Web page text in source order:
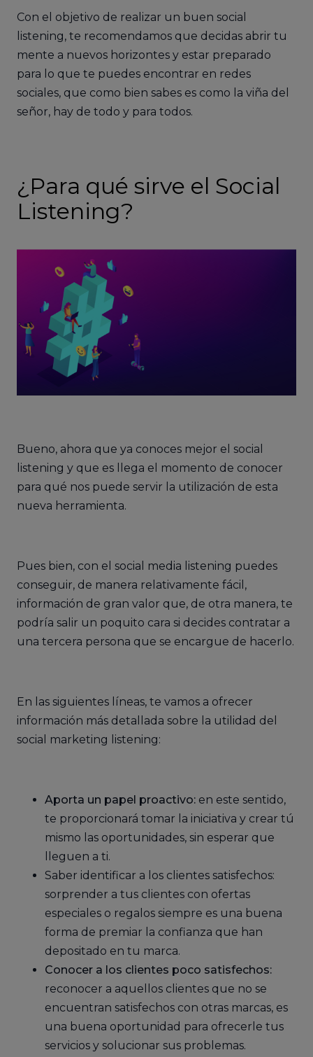
Con el objetivo de realizar un buen social
listening, te recomendamos que decidas abrir tu
mente a nuevos horizontes y estar preparado
para lo que te puedes encontrar en redes
sociales, que como bien sabes es como la viña del
señor, hay de todo y para todos.
¿Para qué sirve el Social
Listening?
Bueno, ahora que ya conoces mejor el social
listening y que es llega el momento de conocer
para qué nos puede servir la utilización de esta
nueva herramienta.
Pues bien, con el social media listening puedes
conseguir, de manera relativamente fácil,
información de gran valor que, de otra manera, te
podría salir un poquito cara si decides contratar a
una tercera persona que se encargue de hacerlo.
En las siguientes líneas, te vamos a ofrecer
información más detallada sobre la utilidad del
social marketing listening:
Aporta un papel proactivo: en este sentido,
te proporcionará tomar la iniciativa y crear tú
mismo las oportunidades, sin esperar que
lleguen a ti.
Saber identificar a los clientes satisfechos:
sorprender a tus clientes con ofertas
especiales o regalos siempre es una buena
forma de premiar la confianza que han
depositado en tu marca.
Conocer a los clientes poco satisfechos:
reconocer a aquellos clientes que no se
encuentran satisfechos con otras marcas, es
una buena oportunidad para ofrecerle tus
servicios y solucionar sus problemas.